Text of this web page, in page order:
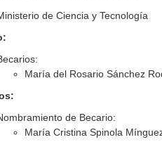
de Ciencia y Tecnología
María del Rosario Sánchez
de Becario:
María Cristina Spinola